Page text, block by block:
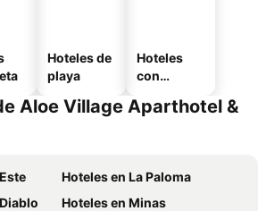
Hoteles de
playa
Hoteles
con
miento
Aloe Village Aparthotel &
Hoteles en La Paloma
Hoteles en Minas